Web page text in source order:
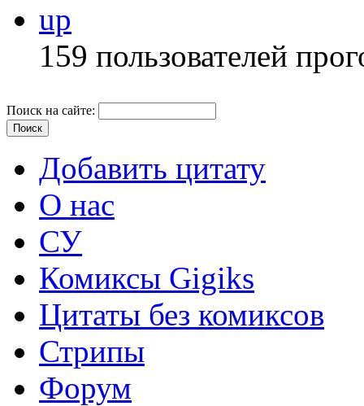
up
159 пользователей
Поиск на сайте:
Добавить цитату
О нас
СУ
Комиксы Gigiks
Цитаты без комиксов
Стрипы
Форум